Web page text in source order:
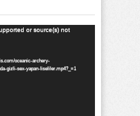
or source(s) not
oceanic-archery-
gizli-sex-yapan-liseliler.mp4?_=1